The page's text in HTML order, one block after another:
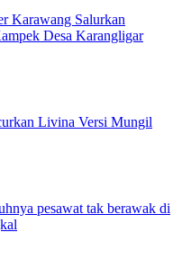
Karawang Salurkan
Desa Karangligar
Livina Versi Mungil
pesawat tak berawak di